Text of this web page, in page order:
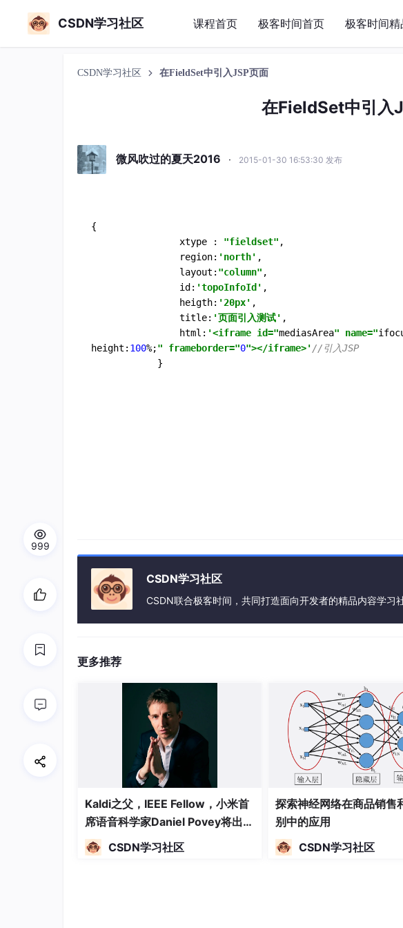
CSDN学习社区 课程首页 极客时间首页 极客时间精
CSDN学习社区 在FieldSet中引入JSP页面
在FieldSet中引入
微风吹过的夏天2016 · 2015-01-30 16:53:30 发布
{
	        	xtype :
"fieldset" ,
				region:
'north' ,
				layout:
"column" ,
				id:
'topoInfoId' ,
				heigth:
'20px' ,
				title:
'页面引入测试' ,
				html:
'<iframe id="mediasArea" name="
height: 100%;" frameborder="0"></iframe>' //引入JSP
			}
CSDN学习社区
CSDN联合极客时间，共同打造面向开发者的精品内容学习
更多推荐
Kaldi之父，IEEE Fellow，小米首
席语音科学家Daniel Povey将出席
2024全球机器学习技术大会并发
表演讲！
CSDN学习社区
探索神经网络在商品销售
别中的应用
CSDN学习社区
999